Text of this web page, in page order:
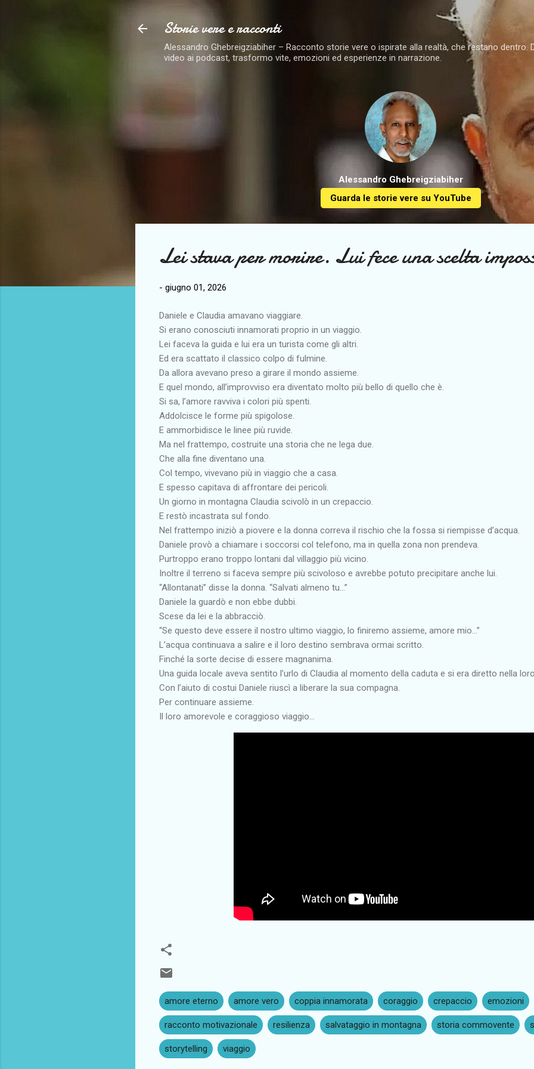
Passa ai contenuti principali
Storie vere e racconti
Alessandro Ghebreigziabiher – Racconto storie vere o ispirate alla realtà, che restano dentro.
video ai podcast, trasformo vite, emozioni ed esperienze in narrazione.
Alessandro Ghebreigziabiher
Guarda le storie vere su YouTube
Lei stava per morire. Lui fece una scelta
- giugno 01, 2026
Daniele e Claudia amavano viaggiare.
Si erano conosciuti innamorati proprio in un viaggio.
Lei faceva la guida e lui era un turista come gli altri.
Ed era scattato il classico colpo di fulmine.
Da allora avevano preso a girare il mondo assieme.
E quel mondo, all’improvviso era diventato molto più bello di quello che è.
Si sa, l’amore ravviva i colori più spenti.
Addolcisce le forme più spigolose.
E ammorbidisce le linee più ruvide.
Ma nel frattempo, costruite una storia che ne lega due.
Che alla fine diventano una.
Col tempo, vivevano più in viaggio che a casa.
E spesso capitava di affrontare dei pericoli.
Un giorno in montagna Claudia scivolò in un crepaccio.
E restò incastrata sul fondo.
Nel frattempo iniziò a piovere e la donna correva il rischio che la fossa si riempisse d’acqua.
Daniele provò a chiamare i soccorsi col telefono, ma in quella zona non prendeva.
Purtroppo erano troppo lontani dal villaggio più vicino.
Inoltre il terreno si faceva sempre più scivoloso e avrebbe potuto precipitare anche lui.
“Allontanati” disse la donna. “Salvati almeno tu...”
Daniele la guardò e non ebbe dubbi.
Scese da lei e la abbracciò.
“Se questo deve essere il nostro ultimo viaggio, lo finiremo assieme, amore mio…”
L’acqua continuava a salire e il loro destino sembrava ormai scritto.
Finché la sorte decise di essere magnanima.
Una guida locale aveva sentito l’urlo di Claudia al momento della caduta e si era diretto nella
Con l’aiuto di costui Daniele riuscì a liberare la sua compagna.
Per continuare assieme.
Il loro amorevole e coraggioso viaggio...
amore eterno amore vero coppia innamorata coraggio crepaccio emozioni
racconto motivazionale resilienza salvataggio in montagna storia commovente
storytelling viaggio